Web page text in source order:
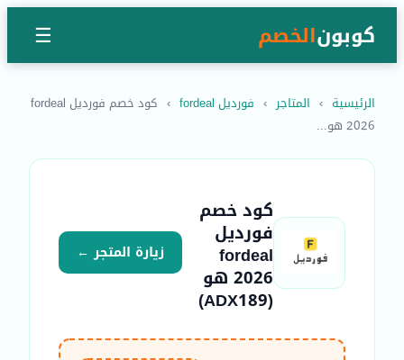
كوبونالخصم ☰
الرئيسية › المتاجر › فورديل fordeal ›
كود خصم فورديل fordeal
2026 هو...
كود خصم
فورديل
fordeal
2026 هو
(ADX189)
زيارة المتجر ←